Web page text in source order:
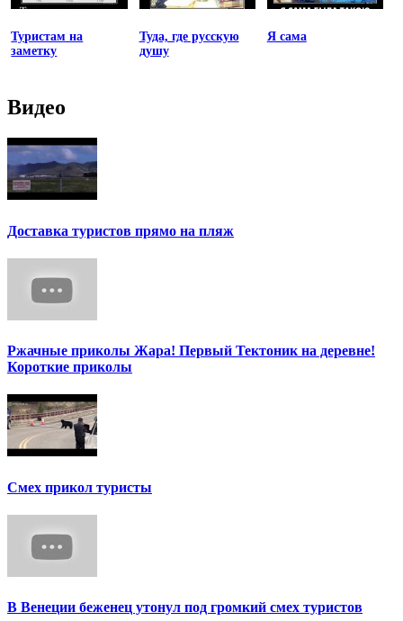
Туристам на
заметку
Туда, где русскую
душу
Я сама
Видео
Доставка туристов прямо на пляж
Ржачные приколы Жара! Первый Тектоник на деревне!
Короткие приколы
Смех прикол туристы
В Венеции беженец утонул под громкий смех туристов